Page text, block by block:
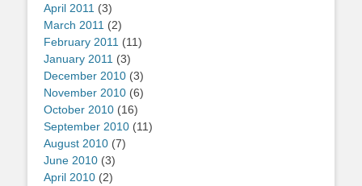
April 2011 (3)
March 2011 (2)
February 2011 (11)
January 2011 (3)
December 2010 (3)
November 2010 (6)
October 2010 (16)
September 2010 (11)
August 2010 (7)
June 2010 (3)
April 2010 (2)